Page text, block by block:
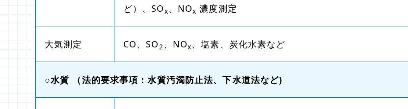
ど）、SOx、NOx 濃度測定
大気測定 CO、SO2 、NOx、塩素、炭化水素など
○水質 （法的要求事項：水質汚濁防止法、下水道法など)